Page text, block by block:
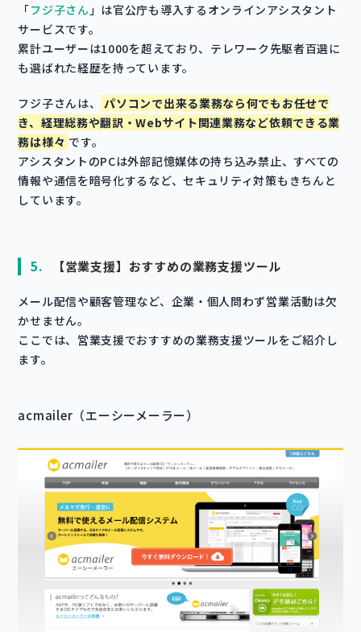
「フジ子さん」は官公庁も導入するオンラインアシスタント
サービスです。
累計ユーザーは1000を超えており、テレワーク先駆者百選に
も選ばれた経歴を持っています。
フジ子さんは、
パソコンで出来る業務なら何でもお任せで
き、経理総務や翻訳・Webサイト関連業務など依頼できる業
務は様々 です。
アシスタントのPCは外部記憶媒体の持ち込み禁止、すべての
情報や通信を暗号化するなど、セキュリティ対策もきちんと
しています。
5. 【営業支援】おすすめの業務支援ツール
メール配信や顧客管理など、企業・個人問わず営業活動は欠
かせません。
ここでは、営業支援でおすすめの業務支援ツールをご紹介し
ます。
acmailer（エーシーメーラー）